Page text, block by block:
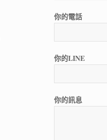
你的電話
你的LINE
你的訊息